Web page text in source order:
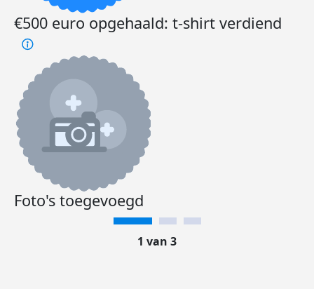
€500 euro opgehaald: t-shirt verdiend
Foto's toegevoegd
1 van 3